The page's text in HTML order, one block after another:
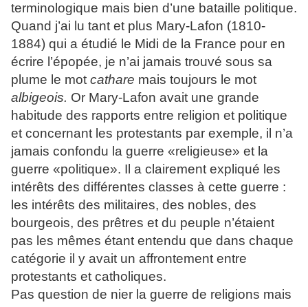
terminologique mais bien d’une bataille politique.
Quand j’ai lu tant et plus Mary-Lafon (1810-
1884) qui a étudié le Midi de la France pour en
écrire l’épopée, je n’ai jamais trouvé sous sa
plume le mot cathare mais toujours le mot
albigeois. Or Mary-Lafon avait une grande
habitude des rapports entre religion et politique
et concernant les protestants par exemple, il n’a
jamais confondu la guerre «religieuse» et la
guerre «politique». Il a clairement expliqué les
intérêts des différentes classes à cette guerre :
les intérêts des militaires, des nobles, des
bourgeois, des prêtres et du peuple n’étaient
pas les mêmes étant entendu que dans chaque
catégorie il y avait un affrontement entre
protestants et catholiques.
Pas question de nier la guerre de religions mais